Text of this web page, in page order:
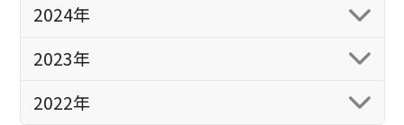
2024年
2023年
2022年